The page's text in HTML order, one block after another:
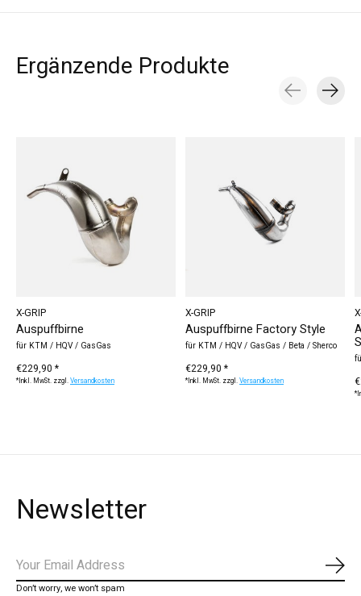
Ergänzende Produkte
X-GRIP
Auspuffbirne
für KTM / HQV / GasGas
€229,90 *
*Inkl. MwSt. zzgl.Versandkosten
X-GRIP
Auspuffbirne Factory Style
für KTM / HQV / GasGas / Beta / Sherco
€229,90 *
*Inkl. MwSt. zzgl.Versandkosten
Newsletter
Don’t worry, we won’t spam